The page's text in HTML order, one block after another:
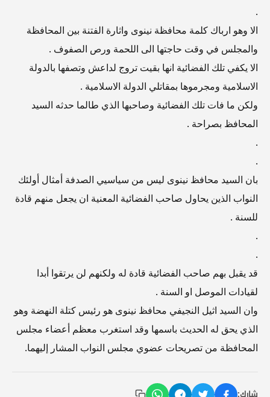
.
الا وهو ارباك كلمة محافظة نينوى واثارة الفتنة بين المحافظة
والمجلس في وقت حاجتها الى اللحمة ورص الصفوف .
الا يكفي تلك الفضائية انها بقيت تروج لداعش وتصفها بالدولة
الاسلامية ومجرموها بمقاتلي الدولة الاسلامية .
ولكن ما فات تلك الفضائية وصاحبها الذي طالما حدثه السيد
المحافظ بصراحة .
.
.
بان السيد محافظ نينوى ليس من سياسيي الصدفة أمثال أولئك
النواب الذين يحاول صاحب الفضائية المعنية ان يجعل منهم قادة
للسنة .
.
.
قد يقبل بهم صاحب الفضائية قادة له ولكنهم لن يرتقوا أبدا
لقيادات الموصل او السنة .
وان السيد اثيل النجيفي محافظ نينوى هو رئيس كتلة النهضة وهو
الذي يحق له الحديث باسمها وقد استغرب معظم أعضاء مجلس
المحافظة من تصريحات عضوي مجلس النواب المشار إليهما.
شارك: